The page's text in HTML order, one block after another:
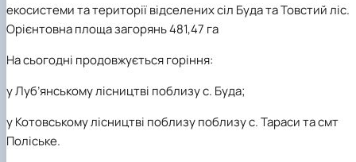
екосистеми та території відселених сіл Буда та Товстий ліс.
Орієнтовна площа загорянь 481,47 га
На сьогодні продовжується горіння:
у Луб’янському лісництві поблизу с. Буда;
у Котовському лісництві поблизу поблизу с. Тараси та смт
Поліське.